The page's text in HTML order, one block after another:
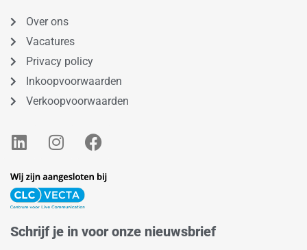
Over ons
Vacatures
Privacy policy
Inkoopvoorwaarden
Verkoopvoorwaarden
L
i
k
e
i
I
n
t
a
r
F
a
e
o
Schrijf je in voor onze nieuwsbrief